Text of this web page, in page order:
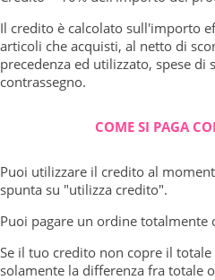
Il credito è calcolato sull'importo
articoli che acquisti, al netto di
precedenza ed utilizzato, spese di
contrassegno.
COME SI PAGA
Puoi utilizzare il credito al
spunta su "utilizza credito".
Puoi pagare un ordine totalmente
Se il tuo credito non copre il
solamente la differenza fra totale